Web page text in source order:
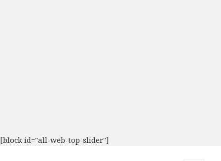
[block id="all-web-top-slider"]